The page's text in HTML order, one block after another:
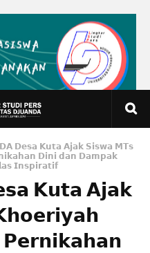
𝗗𝗲𝘀𝗮 𝗞𝘂𝘁𝗮 𝗔𝗷𝗮𝗸 𝗦𝗶𝘀𝘄𝗮 𝗠𝗧𝘀
𝗗𝗶𝗻𝗶 𝗱𝗮𝗻 𝗗𝗮𝗺𝗽𝗮𝗸
𝗜𝗻𝘀𝗽𝗶𝗿𝗮𝘁𝗶𝗳
𝗞𝘂𝘁𝗮 𝗔𝗷𝗮𝗸